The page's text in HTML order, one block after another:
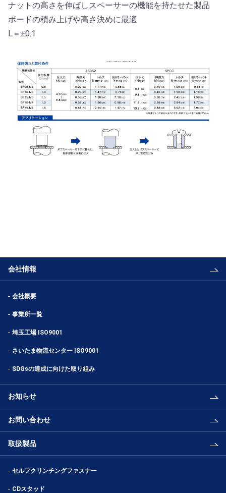
ナットの高さを伸ばしスペーサーの機能を持たせた製品
ボードの積み上げや高さ決めに最適
L＝±0.1
会社情報
会社概要
事業所一覧
埼玉工場 ISO9001
さいたま物流センター ISO9001
SDGsの達成に向けた取り組み
お知らせ
お問い合わせ
取扱製品
セルフクリンチングファスナー
CDスタッド